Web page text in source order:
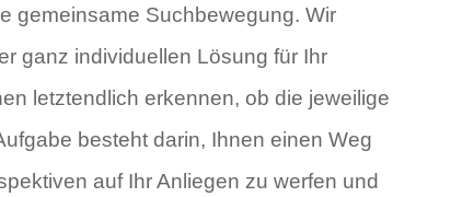
gemeinsame Suchbewegung. Wir
ganz individuellen Lösung für Ihr
letztendlich erkennen, ob die jeweilige
besteht darin, Ihnen einen Weg
auf Ihr Anliegen zu werfen und